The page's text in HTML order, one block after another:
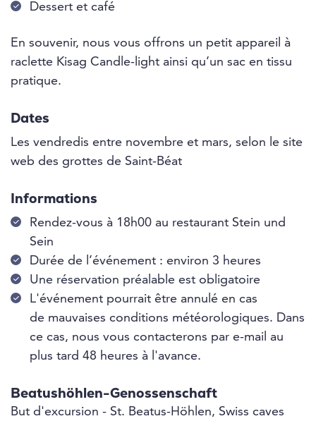
Dessert et café
En souvenir, nous vous offrons un petit appareil à
raclette Kisag Candle-light ainsi qu’un sac en tissu
pratique.
Dates
Les vendredis entre novembre et mars, selon le site
web des grottes de Saint-Béat
Informations
Rendez-vous à 18h00 au restaurant Stein und
Sein
Durée de l’événement : environ 3 heures
Une réservation préalable est obligatoire
L'événement pourrait être annulé en cas
de mauvaises conditions météorologiques. Dans
ce cas, nous vous contacterons par e-mail au
plus tard 48 heures à l'avance.
Beatushöhlen-Genossenschaft
But d'excursion - St. Beatus-Höhlen, Swiss caves